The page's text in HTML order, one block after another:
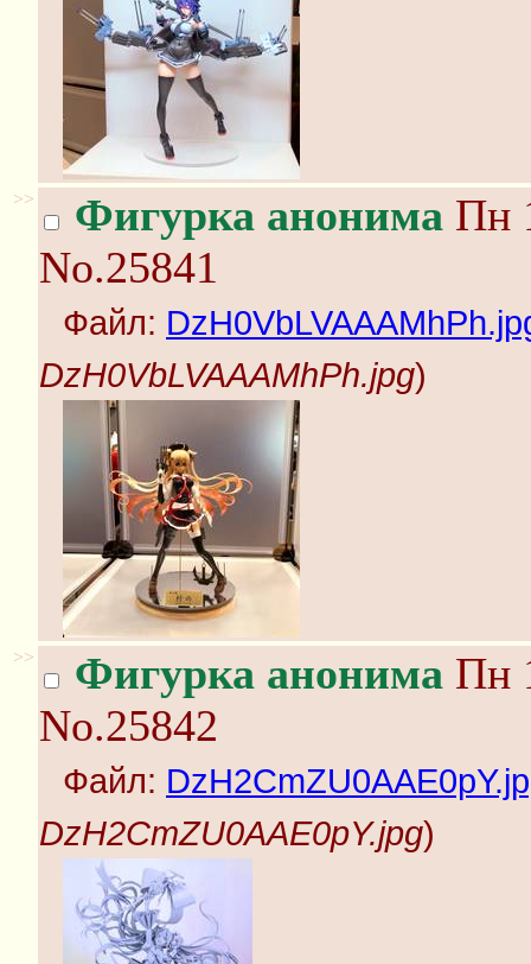
>> Фигурка анонима Пн
No.25841
Файл:
DzH0VbLVAAAMhPh.jpg)
>> Фигурка анонима Пн
No.25842
Файл:
DzH2CmZU0AAE0pY.jpg)